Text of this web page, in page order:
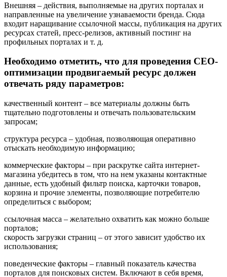
Внешняя – действия, выполняемые на других порталах и
направленные на увеличение узнаваемости бренда. Сюда
входит наращивание ссылочной массы, публикация на других
ресурсах статей, пресс-релизов, активный постинг на
профильных порталах и т. д.
Необходимо отметить, что для проведения СЕО-
оптимизации продвигаемый ресурс должен
отвечать ряду параметров:
качественный контент – все материалы должны быть
тщательно подготовлены и отвечать пользовательским
запросам;
структура ресурса – удобная, позволяющая оперативно
отыскать необходимую информацию;
коммерческие факторы – при раскрутке сайта интернет-
магазина убедитесь в том, что на нем указаны контактные
данные, есть удобный фильтр поиска, карточки товаров,
корзина и прочие элементы, позволяющие потребителю
определиться с выбором;
ссылочная масса – желательно охватить как можно больше
порталов;
скорость загрузки страниц – от этого зависит удобство их
использования;
поведенческие факторы – главный показатель качества
порталов для поисковых систем. Включают в себя время,